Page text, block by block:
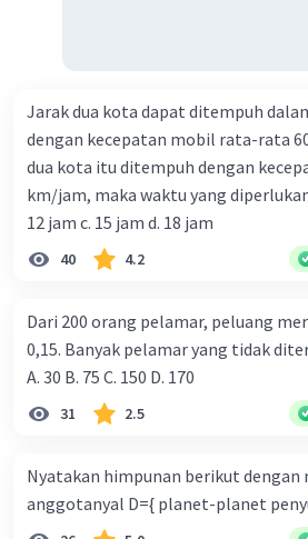
Jarak dua kota dapat ditempuh
dengan kecepatan mobil rata-rata
dua kota itu ditempuh dengan
km/jam, maka waktu yang diperlukan adalah
12 jam c. 15 jam d. 18 jam
40 4.2
Dari 200 orang pelamar, peluang
0,15. Banyak pelamar yang tidak
A. 30 B. 75 C. 150 D. 170
31 2.5
Nyatakan himpunan berikut
anggotanyal D={ planet-planet